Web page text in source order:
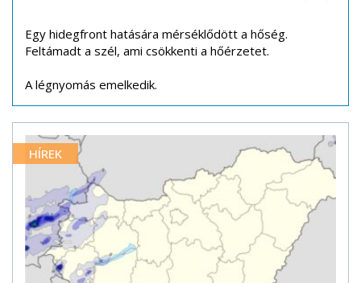
Egy hidegfront hatására mérséklődött a hőség.
Feltámadt a szél, ami csökkenti a hőérzetet.
A légnyomás emelkedik.
HÍREK